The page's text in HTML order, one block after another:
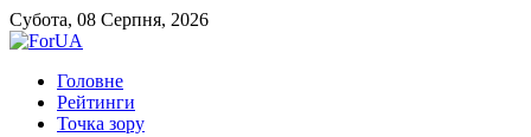
Субота, 08 Серпня, 2026
Головне
Рейтинги
Точка зору